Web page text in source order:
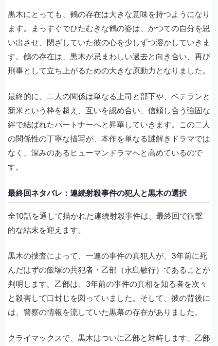
黒木にとっても、鶴の存在は大きな意味を持つようになり
ます。まっすぐでひたむきな鶴の姿は、かつての自分を思
い出させ、閉ざしていた彼の心を少しずつ溶かしていきま
す。鶴の存在は、黒木が忌まわしい過去と向き合い、再び
刑事として立ち上がるための大きな原動力となりました。
最終的に、二人の関係は単なる上司と部下や、ベテランと
新米という枠を超え、互いを認め合い、信頼し合う強固な
絆で結ばれたパートナーへと昇華していきます。この二人
の関係性の丁寧な描写が、本作を単なる謎解きドラマでは
なく、深みのあるヒューマンドラマへと高めているので
す。
最終回ネタバレ：連続射殺事件の犯人と黒木の選択
全10話を通して描かれた連続射殺事件は、最終回で衝撃
的な結末を迎えます。
黒木の捜査によって、一連の事件の真犯人が、3年前に死
んだはずの飯塚の共犯者・乙部（永島敏行）であることが
判明します。乙部は、3年前の事件の真相を知る者を次々
と殺害して口封じを図っていました。そして、彼の背後に
は、警察の情報を流していた黒幕の存在がありました。
クライマックスで、黒木はついに乙部と対峙します。乙部